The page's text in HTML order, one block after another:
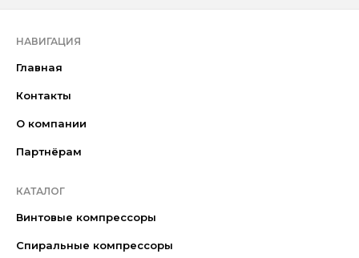
НАВИГАЦИЯ
Главная
Контакты
О компании
Партнёрам
КАТАЛОГ
Винтовые компрессоры
Спиральные компрессоры